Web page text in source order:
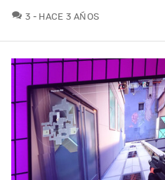
3 COMENTARIOS
HACE 3 AÑOS